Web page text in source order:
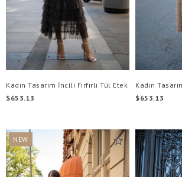
Kadın Tasarım İncili Fırfırlı Tül Etek
$653.13
$653.13
NEW
ITEM